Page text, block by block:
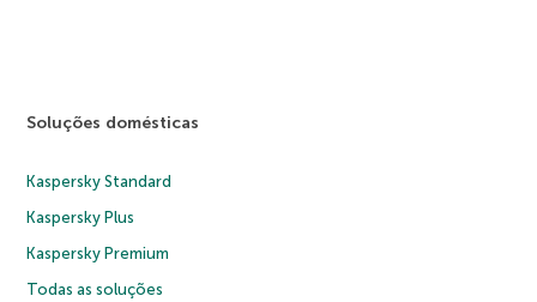
Soluções domésticas
Kaspersky Standard
Kaspersky Plus
Kaspersky Premium
Todas as soluções